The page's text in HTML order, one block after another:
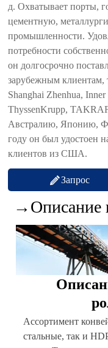
д. Охватывает порты,
цементную,
промышленности.
потребности
он долгосрочно
зарубежным клиентам,
Shanghai Zhenhua,
ThyssenKrupp,
Австралию, Японию,
году он был удостоен
клиентов из США.
Запрос
→Описание
Ассортимент
стальные, так и